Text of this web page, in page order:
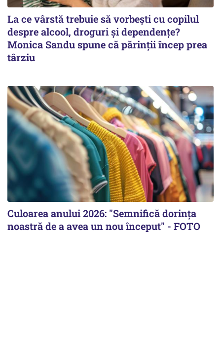
La ce vârstă trebuie să vorbești cu copilul
despre alcool, droguri și dependențe?
Monica Sandu spune că părinții încep prea
târziu
Culoarea anului 2026: "Semnifică dorința
noastră de a avea un nou început" - FOTO